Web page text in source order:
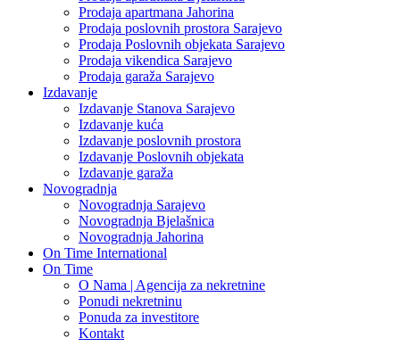
Prodaja apartmana Jahorina
Prodaja poslovnih prostora Sarajevo
Prodaja Poslovnih objekata Sarajevo
Prodaja vikendica Sarajevo
Prodaja garaža Sarajevo
Izdavanje
Izdavanje Stanova Sarajevo
Izdavanje kuća
Izdavanje poslovnih prostora
Izdavanje Poslovnih objekata
Izdavanje garaža
Novogradnja
Novogradnja Sarajevo
Novogradnja Bjelašnica
Novogradnja Jahorina
On Time International
On Time
O Nama | Agencija za nekretnine
Ponudi nekretninu
Ponuda za investitore
Kontakt